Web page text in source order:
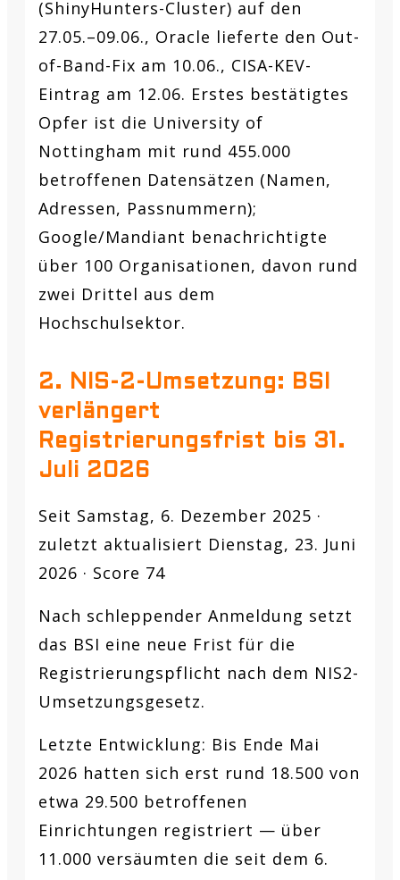
(ShinyHunters-Cluster) auf den
27.05.–09.06., Oracle lieferte den Out-
of-Band-Fix am 10.06., CISA-KEV-
Eintrag am 12.06. Erstes bestätigtes
Opfer ist die University of
Nottingham mit rund 455.000
betroffenen Datensätzen (Namen,
Adressen, Passnummern);
Google/Mandiant benachrichtigte
über 100 Organisationen, davon rund
zwei Drittel aus dem
Hochschulsektor.
2. NIS-2-Umsetzung: BSI
verlängert
Registrierungsfrist bis 31.
Juli 2026
Seit Samstag, 6. Dezember 2025 ·
zuletzt aktualisiert Dienstag, 23. Juni
2026 · Score 74
Nach schleppender Anmeldung setzt
das BSI eine neue Frist für die
Registrierungspflicht nach dem NIS2-
Umsetzungsgesetz.
Letzte Entwicklung: Bis Ende Mai
2026 hatten sich erst rund 18.500 von
etwa 29.500 betroffenen
Einrichtungen registriert — über
11.000 versäumten die seit dem 6.